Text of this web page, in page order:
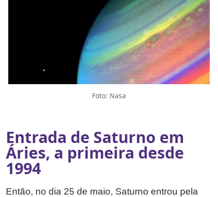
Foto: Nasa
Entrada de Saturno em
Áries, a primeira desde
1994
Então, no dia 25 de maio, Saturno entrou pela